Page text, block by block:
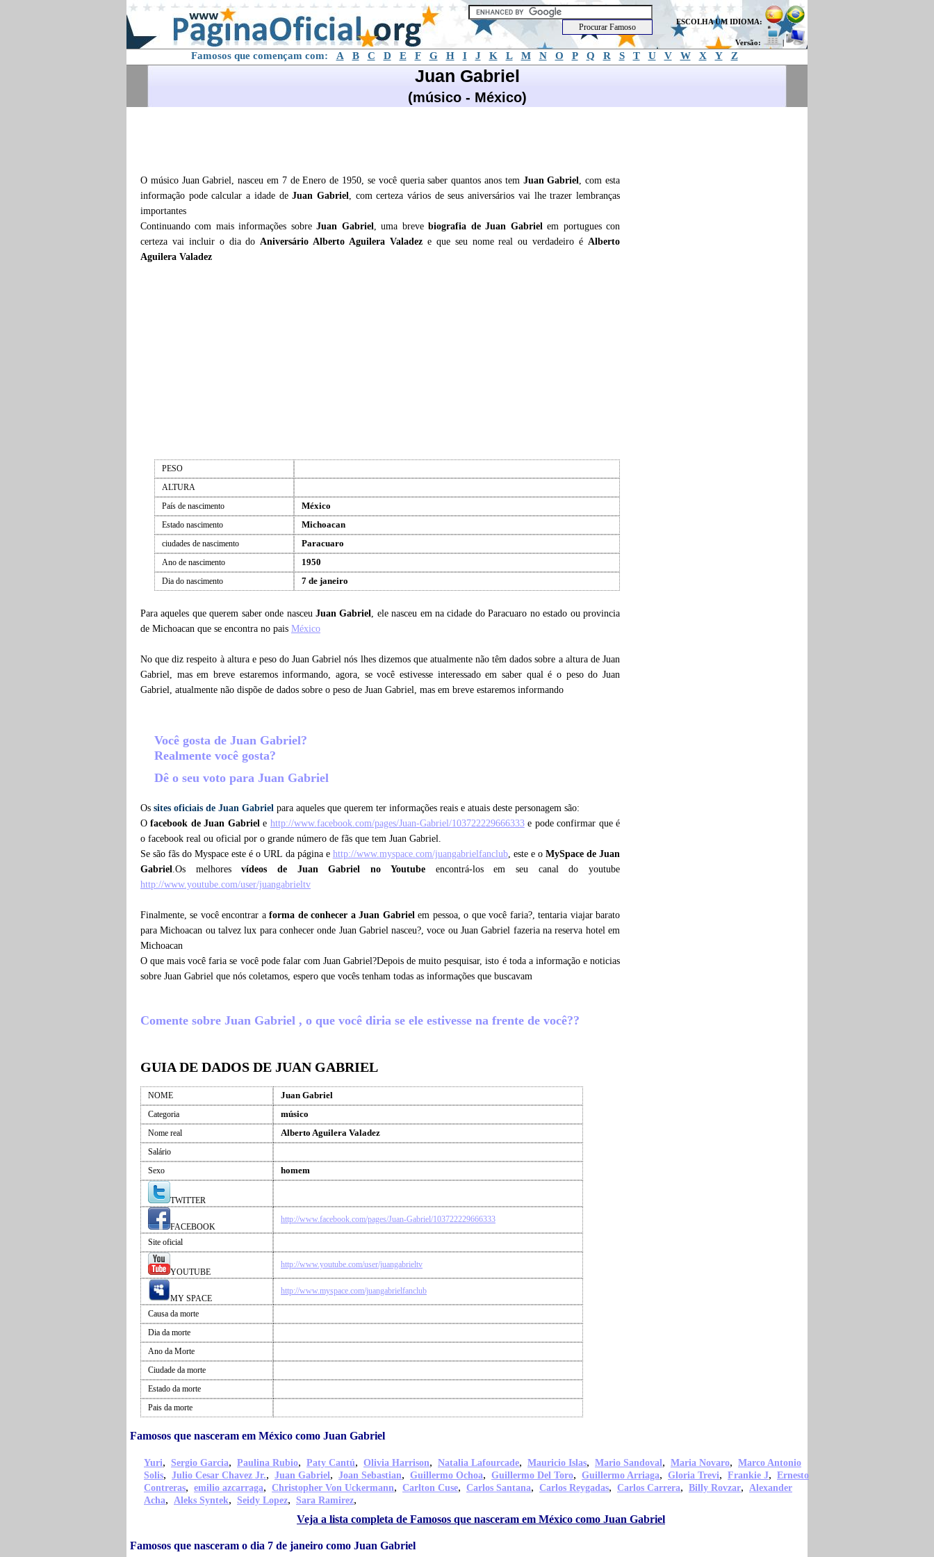
ESCOLHA UM IDIOMA:
Versão: |
Famosos que començam com: A B C D E F G H I J K L M N O P Q R S T U V W X Y Z
Juan Gabriel
(músico - México)
O músico Juan Gabriel, nasceu em 7 de Enero de 1950, se você queria saber quantos anos tem Juan Gabriel, com esta
informação pode calcular a idade deJuan Gabriel, com certeza vários de seus aniversários vai lhe trazer lembranças
importantes
Continuando com mais informações sobreJuan Gabriel, uma brevebiografia deJuan Gabrielem portugues con
certeza vai incluir o dia doAniversário Alberto Aguilera Valadez e que seu nome real ou verdadeiro éAlberto
Aguilera Valadez
PESO
ALTURA
País de nascimento
México
Estado nascimento Michoacan
ciudades de nascimento Paracuaro
Ano de nascimento 1950
Dia do nascimento 7 de janeiro
Para aqueles que querem saber onde nasceu Juan Gabriel, ele nasceu em na cidade do Paracuaro no estado ou provincia
de Michoacan que se encontra no pais México
No que diz respeito à altura e peso do Juan Gabriel nós lhes dizemos que atualmente não têm dados sobre a altura de Juan
Gabriel, mas em breve estaremos informando, agora, se você estivesse interessado em saber qual é o peso do Juan
Gabriel, atualmente não dispõe de dados sobre o peso de Juan Gabriel, mas em breve estaremos informando
Você gosta de Juan Gabriel?
Realmente você gosta?
Dê o seu voto para Juan Gabriel
Os sites oficiais de Juan Gabriel para aqueles que querem ter informações reais e atuais deste personagem são:
Ofacebook de Juan Gabriele http://www.facebook.com/pages/Juan-Gabriel/103722229666333e pode confirmar que é
o facebook real ou oficial por o grande número de fãs que tem Juan Gabriel.
Se são fãs do Myspace este é o URL da página e http://www.myspace.com/juangabrielfanclub, este e o MySpace de Juan
Gabriel.Os melhoresvídeos de Juan Gabriel no Youtubeencontrá-los em seu canal do youtube
http://www.youtube.com/user/juangabrieltv
Finalmente, se você encontrar aforma de conhecer a Juan Gabrielem pessoa, o que você faria?, tentaria viajar barato
para Michoacan ou talvez lux para conhecer onde Juan Gabriel nasceu?, voce ou Juan Gabriel fazeria na reserva hotel em
Michoacan
O que mais você faria se você pode falar com Juan Gabriel?Depois de muito pesquisar, isto é toda a informação e noticias
sobre Juan Gabriel que nós coletamos, espero que vocês tenham todas as informações que buscavam
Comente sobre Juan Gabriel , o que você diria se ele estivesse na frente de você??
GUIA DE DADOS DE JUAN GABRIEL
NOME Juan Gabriel
Categoria músico
Nome real Alberto Aguilera Valadez
Salário
Sexo
homem
TWITTER
FACEBOOK
http://www.facebook.com/pages/Juan-Gabriel/103722229666333
Site oficial
YOUTUBE
http://www.youtube.com/user/juangabrieltv
MY SPACE
http://www.myspace.com/juangabrielfanclub
Causa da morte
Dia da morte
Ano da Morte
Ciudade da morte
Estado da morte
Pais da morte
Famosos que nasceram em México como Juan Gabriel
Yuri, Sergio Garcia, Paulina Rubio, Paty Cantú, Olivia Harrison, Natalia Lafourcade, Mauricio Islas, Mario Sandoval, Maria Novaro, Marco Antonio
Solis, Julio Cesar Chavez Jr., Juan Gabriel, Joan Sebastian, Guillermo Ochoa, Guillermo Del Toro, Guillermo Arriaga, Gloria Trevi, Frankie J, Ernesto
Contreras, emilio azcarraga, Christopher Von Uckermann, Carlton Cuse, Carlos Santana, Carlos Reygadas, Carlos Carrera, Billy Rovzar, Alexander
Acha, Aleks Syntek, Seidy Lopez, Sara Ramirez,
Veja a lista completa de Famosos que nasceram em México como Juan Gabriel
Famosos que nasceram o dia 7 de janeiro como Juan Gabriel